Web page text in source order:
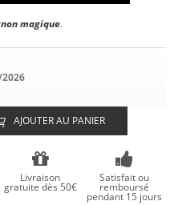
magique.
AJOUTER AU PANIER
Livraison
gratuite dès 50€
Satisfait ou
remboursé
pendant 15 jours